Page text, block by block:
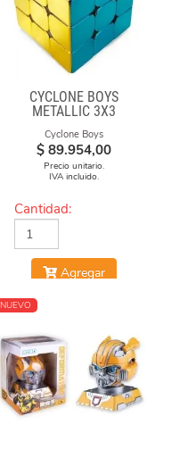
CYCLONE BOYS
METALLIC 3X3
MAGNETICO MACARON
Cyclone Boys
$ 89.954,00
Precio unitario.
IVA incluido.
Cantidad:
Agregar
NUEVO